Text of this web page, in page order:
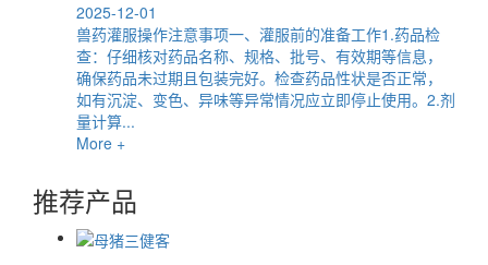
2025-12-01
兽药灌服操作注意事项一、灌服前的准备工作1.药品检
查：仔细核对药品名称、规格、批号、有效期等信息，
确保药品未过期且包装完好。检查药品性状是否正常，
如有沉淀、变色、异味等异常情况应立即停止使用。2.剂
量计算...
More +
推荐产品